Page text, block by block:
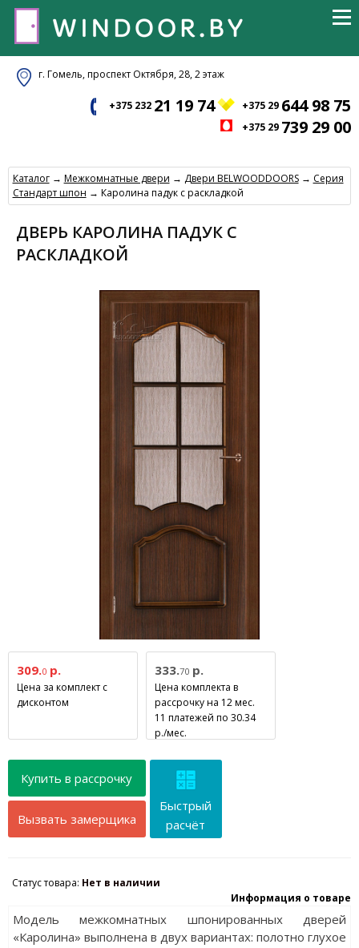
г. Гомель, проспект Октября, 28, 2 этаж
+375 232 21 19 74 +375 29 644 98 75
+375 29 739 29 00
Каталог→ Межкомнатные двери → Двери BELWOODDOORS→ Серия
Стандарт шпон → Каролина падук с раскладкой
ДВЕРЬ КАРОЛИНА ПАДУК С
РАСКЛАДКОЙ
309.0р.
Цена за комплект с
дисконтом
333.70р.
Цена комплекта в
рассрочку на 12 мес.
11 платежей по 30.34
р./мес.
Купить в рассрочку
Вызвать замерщика
Быстрый
расчёт
Статус товара: Нет в наличии
Информация о товаре
Модель межкомнатных шпонированных дверей
«Каролина» выполнена в двух вариантах: полотно глухое